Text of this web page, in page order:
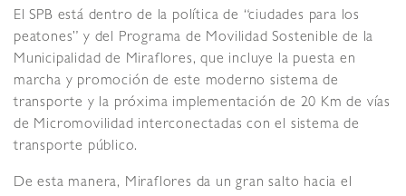
El SPB está dentro de la política de “ciudades para los
peatones” y del Programa de Movilidad Sostenible de la
Municipalidad de Miraflores, que incluye la puesta en
marcha y promoción de este moderno sistema de
transporte y la próxima implementación de 20 Km de vías
de Micromovilidad interconectadas con el sistema de
transporte público.
De esta manera, Miraflores da un gran salto hacia el